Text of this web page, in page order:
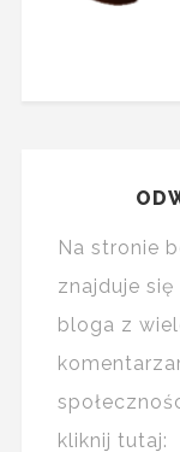
Na stronie
znajduje
bloga z
kliknij tutaj: